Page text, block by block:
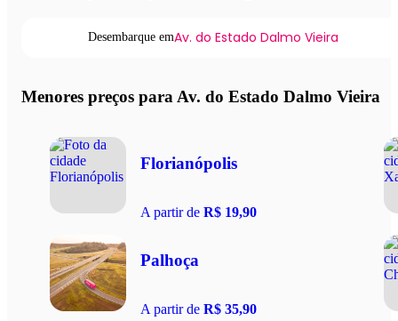
Desembarque emAv. do Estado Dalmo Vieira
Menores preços para Av. do Estado Dalmo Vieira
Florianópolis
A partir de R$ 19,90
Palhoça
A partir de R$ 35,90